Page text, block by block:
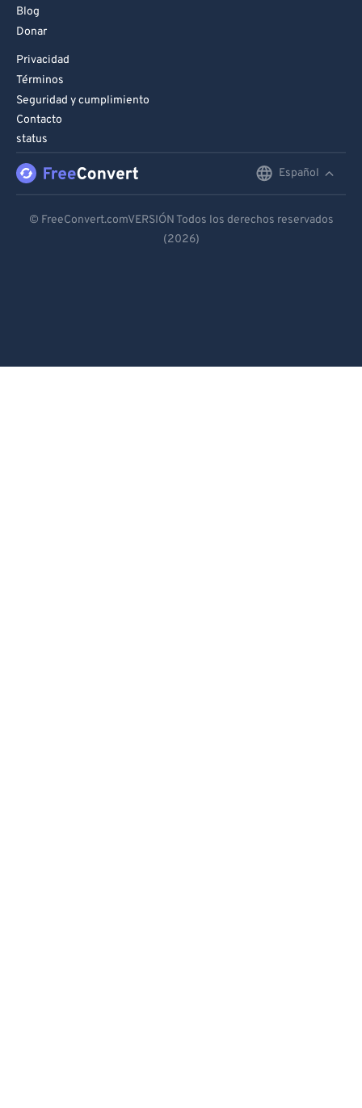
Blog
Donar
Privacidad
Términos
Seguridad y cumplimiento
Contacto
status
Español
Español
© FreeConvert.comVERSIÓN Todos los derechos reservados
(2026)